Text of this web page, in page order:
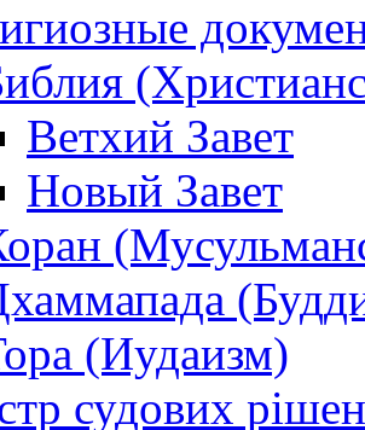
Ветхий Завет
Новый Завет
(Иудаизм)
судових